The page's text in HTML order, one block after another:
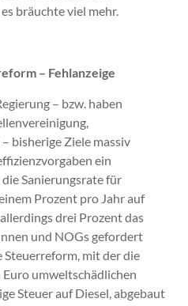
bräuchte viel mehr.
– Fehlanzeige
– bzw. haben
bisherige Ziele massiv
ein
Sanierungsrate für
Prozent pro Jahr auf
drei Prozent das
und NOGs gefordert
mit der die
umweltschädlichen
Steuer auf Diesel, abgebaut